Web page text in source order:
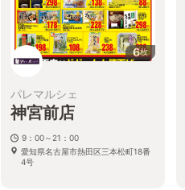
6枚
パレマルシェ
神宮前店
9：00～21：00
愛知県名古屋市熱田区三本松町18番
4号